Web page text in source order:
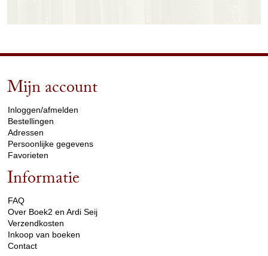
Mijn account
Inloggen/afmelden
Bestellingen
Adressen
Persoonlijke gegevens
Favorieten
Informatie
FAQ
Over Boek2 en Ardi Seij
Verzendkosten
Inkoop van boeken
Contact